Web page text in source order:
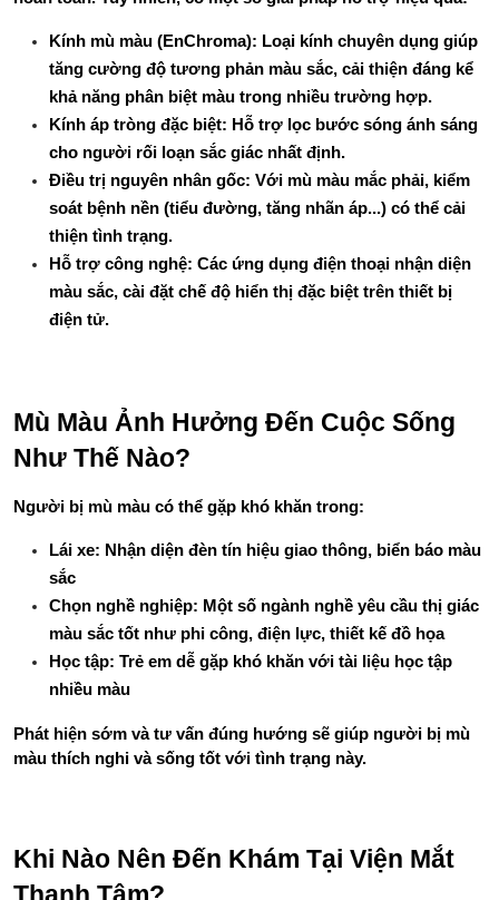
Kính mù màu (EnChroma): Loại kính chuyên dụng giúp
tăng cường độ tương phản màu sắc, cải thiện đáng kể
khả năng phân biệt màu trong nhiều trường hợp.
Kính áp tròng đặc biệt: Hỗ trợ lọc bước sóng ánh sáng
cho người rối loạn sắc giác nhất định.
Điều trị nguyên nhân gốc: Với mù màu mắc phải, kiểm
soát bệnh nền (tiểu đường, tăng nhãn áp...) có thể cải
thiện tình trạng.
Hỗ trợ công nghệ: Các ứng dụng điện thoại nhận diện
màu sắc, cài đặt chế độ hiển thị đặc biệt trên thiết bị
điện tử.
Mù Màu Ảnh Hưởng Đến Cuộc Sống
Như Thế Nào?
Người bị mù màu có thể gặp khó khăn trong:
Lái xe: Nhận diện đèn tín hiệu giao thông, biển báo màu
sắc
Chọn nghề nghiệp: Một số ngành nghề yêu cầu thị giác
màu sắc tốt như phi công, điện lực, thiết kế đồ họa
Học tập: Trẻ em dễ gặp khó khăn với tài liệu học tập
nhiều màu
Phát hiện sớm và tư vấn đúng hướng sẽ giúp người bị mù
màu thích nghi và sống tốt với tình trạng này.
Khi Nào Nên Đến Khám Tại Viện Mắt
Thanh Tâm?